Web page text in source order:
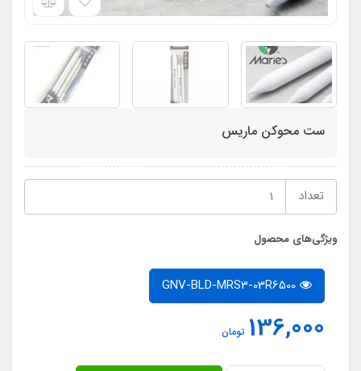
ست محوکن ماریس
تعداد
ویژگی‌های محصول
136,000 تومان